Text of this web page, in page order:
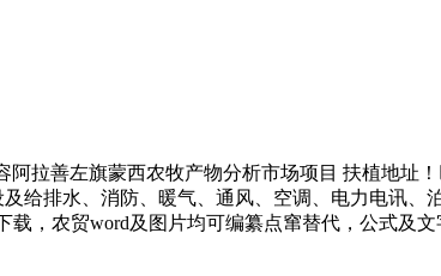
善左旗蒙西农牧产物分析市场项目 扶植地址！
给排水、消防、暖气、通风、空调、电力电讯、
，农贸word及图片均可编纂点窜替代，公式及